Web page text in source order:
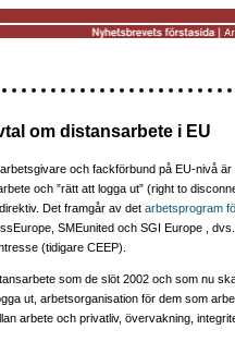
om distansarbete i EU
och fackförbund på EU-nivå är
och ”rätt att logga ut” (right to
Det framgår av det arbetsprogram
SMEunited och SGI Europe ,
(tidigare CEEP).
som de slöt 2002 och som nu
ut, arbetsorganisation för dem som
arbete och privatliv, övervakning,